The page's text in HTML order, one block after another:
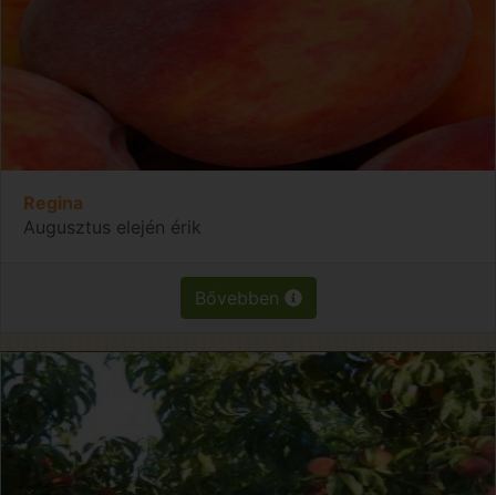
Regina
Augusztus elején érik
Bővebben